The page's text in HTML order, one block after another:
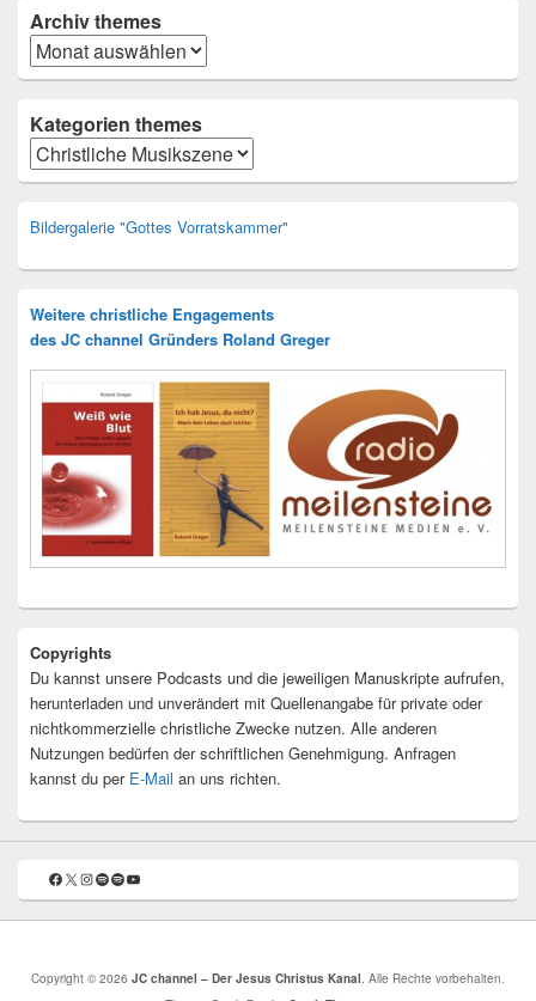
Archivthemes
Archiv
Kategorien themes
Kategorien
Bildergalerie "Gottes Vorratskammer"
Weitere christliche Engagements
des JC channel Gründers Roland Greger
Copyrights
Du kannst unsere Podcasts und die jeweiligen Manuskripte aufrufen,
herunterladen und unverändert mit Quellenangabe für private oder
nichtkommerzielle christliche Zwecke nutzen. Alle anderen
Nutzungen bedürfen der schriftlichen Genehmigung. Anfragen
kannst du per E-Mail an uns richten.
Facebook
X Instagram
Spotify
SpotifyYouTube
Copyright © 2026 JC channel – Der Jesus Christus Kanal. Alle Rechte vorbehalten.